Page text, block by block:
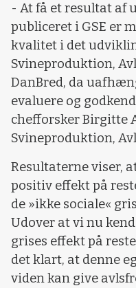
- At få et resultat af
publiceret i GSE er
kvalitet i det
Svineproduktion,
DanBred, da
evaluere og
chefforsker Birgitte
Svineproduktion,
Resultaterne viser,
positiv effekt på
de »ikke sociale«
Udover at vi nu
grises effekt på
det klart, at denne
viden kan give